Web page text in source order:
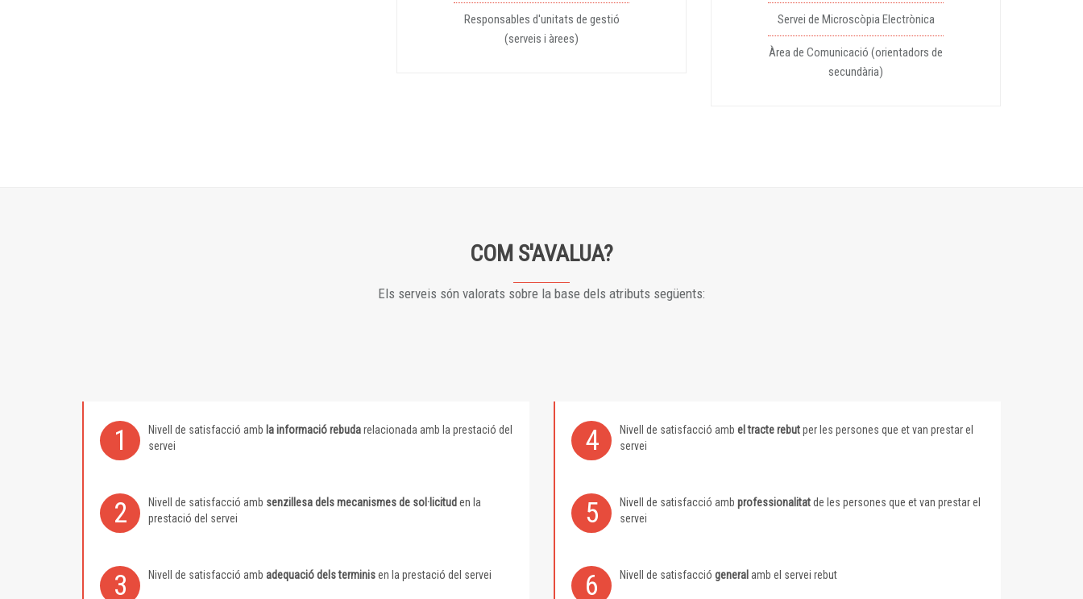
Responsables d'unitats de gestió
(serveis i àrees)
Servei de Microscòpia Electrònica
Àrea de Comunicació (orientadors de
secundària)
COM S'AVALUA?
Els serveis són valorats sobre la base dels atributs següents:
1 Nivell de satisfacció amb la informació rebudarelacionada amb la prestació del
servei
4 Nivell de satisfacció amb el tracte rebutper les persones que et van prestar el
servei
2 Nivell de satisfacció amb senzillesa dels mecanismes de sol·licitud en la
prestació del servei
5 Nivell de satisfacció amb professionalitatde les persones que et van prestar el
servei
3 Nivell de satisfacció amb adequació dels terminisen la prestació del servei 6 Nivell de satisfacció general amb el servei rebut